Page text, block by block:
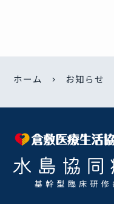
ホーム お知らせ